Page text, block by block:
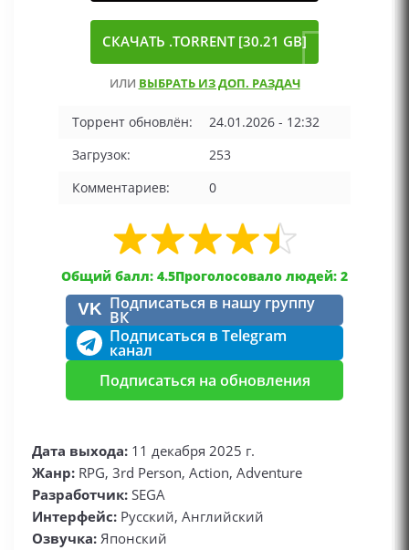
СКАЧАТЬ .TORRENT [30.21 GB]
ИЛИ ВЫБРАТЬ ИЗ ДОП. РАЗДАЧ
Торрент обновлён:
24.01.2026 - 12:32
Загрузок:
253
Комментариев:
0
Общий балл: 4.5Проголосовало людей: 2
VK Подписаться в нашу группу
ВК
Подписаться в Telegram
канал
Подписаться на обновления
Дата выхода: 11 декабря 2025 г.
Жанр: RPG, 3rd Person, Action, Adventure
Разработчик: SEGA
Интерфейс: Русский, Английский
Озвучка: Японский